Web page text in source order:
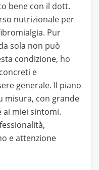
bene con il dott.
nutrizionale per
Pur
sola non può
condizione, ho
e
generale. Il piano
misura, con grande
ai miei sintomi.
e attenzione